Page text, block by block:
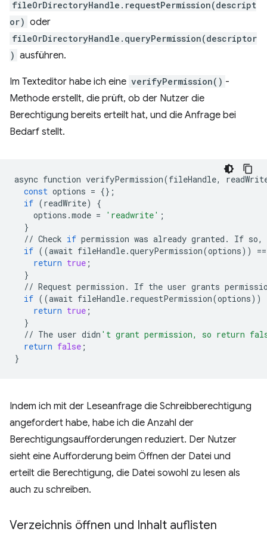
fileOrDirectoryHandle.requestPermission(descript
or) oder
fileOrDirectoryHandle.queryPermission(descriptor
) ausführen.
Im Texteditor habe ich eine verifyPermission() -
Methode erstellt, die prüft, ob der Nutzer die
Berechtigung bereits erteilt hat, und die Anfrage bei
Bedarf stellt.
async function verifyPermission(fileHandle,
const options = {};
if (readWrite)
{
options .mode = 'readwrite' ;
}
// Check if permission was already granted . If so,
if ((await fileHandle.queryPermission(options))
return true ;
}
// Request permission . If the user grants
if ((await fileHandle. requestPermission(options))
return true ;
}
// The user didn 't grant permission, so return
return false ;
}
Indem ich mit der Leseanfrage die Schreibberechtigung
angefordert habe, habe ich die Anzahl der
Berechtigungsaufforderungen reduziert. Der Nutzer
sieht eine Aufforderung beim Öffnen der Datei und
erteilt die Berechtigung, die Datei sowohl zu lesen als
auch zu schreiben.
Verzeichnis öffnen und Inhalt auflisten